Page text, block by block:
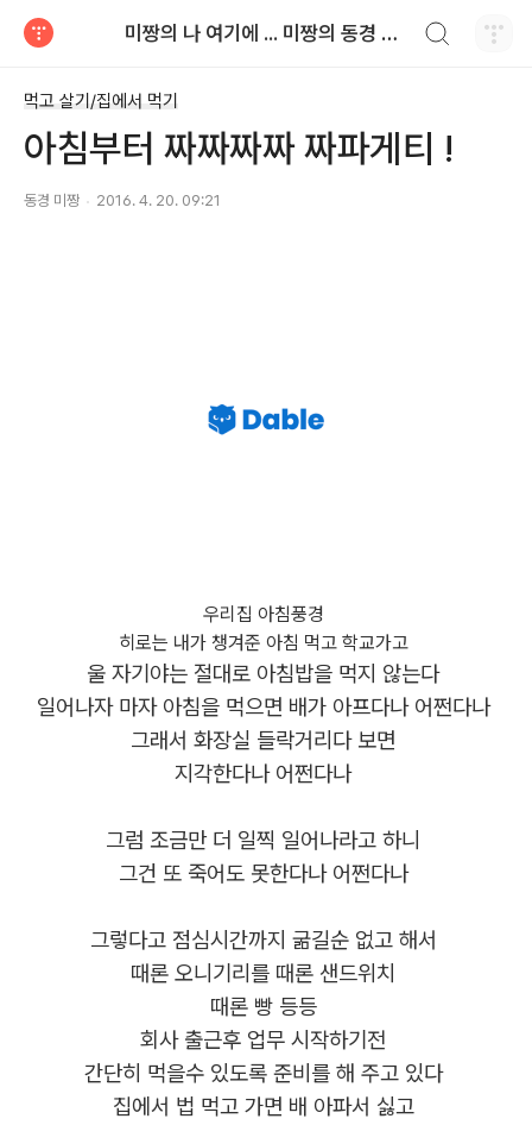
미짱의 나 여기에 ... 미짱의 동경 생활
먹고 살기/집에서 먹기
아침부터 짜짜짜짜 짜파게티 !
동경 미짱 2016. 4. 20. 09:21
우리집 아침풍경
히로는 내가 챙겨준 아침 먹고 학교가고
울 자기야는 절대로 아침밥을 먹지 않는다
일어나자 마자 아침을 먹으면 배가 아프다나 어쩐다나
그래서 화장실 들락거리다 보면
지각한다나 어쩐다나
그럼 조금만 더 일찍 일어나라고 하니
그건 또 죽어도 못한다나 어쩐다나
그렇다고 점심시간까지 굶길순 없고 해서
때론 오니기리를 때론 샌드위치
때론 빵 등등
회사 출근후 업무 시작하기전
간단히 먹을수 있도록 준비를 해 주고 있다
집에서 법 먹고 가면 배 아파서 싫고